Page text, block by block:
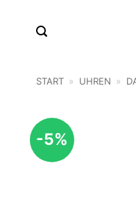
START » UHREN »
-5%